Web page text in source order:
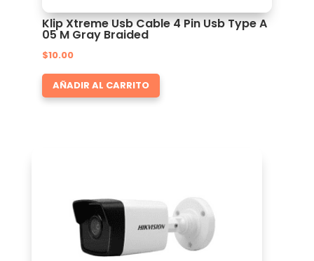
Klip Xtreme Usb Cable 4 Pin Usb Type A
05 M Gray Braided
$10.00
AÑADIR AL CARRITO